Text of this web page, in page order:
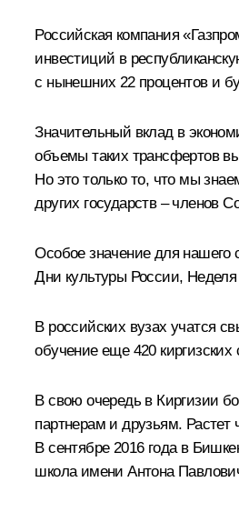
Российская компания
инвестиций в
с нынешних 22 процентов и
Значительный вклад в
объемы таких трансфертов
Но это только то, что мы
других государств – членов
Особое значение для нашего
Дни культуры России, Неделя
В российских вузах учатся
обучение еще 420 киргизских
В свою очередь в Киргизии
партнерам и друзьям. Растет
В сентябре 2016 года в
школа имени Антона